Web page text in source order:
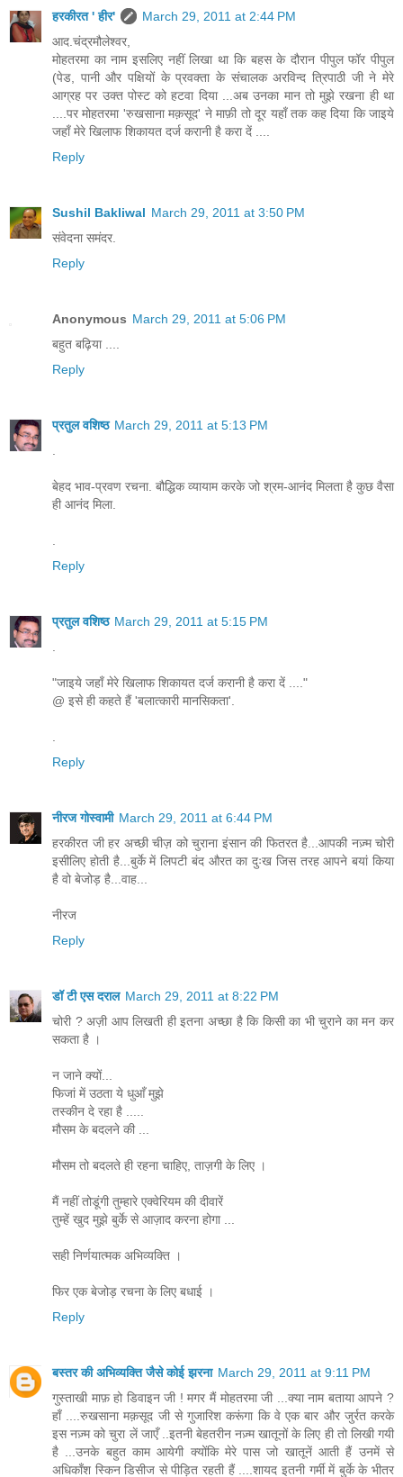
हरकीरत ' हीर'
March 29, 2011 at 2:44 PM
आद.चंद्रमौलेश्वर,
मोहतरमा का नाम इसलिए नहीं लिखा था कि बहस के दौरान पीपुल फॉर पीपुल
(पेड, पानी और पक्षियों के प्रवक्ता के संचालक अरविन्द त्रिपाठी जी ने मेरे
आग्रह पर उक्त पोस्ट को हटवा दिया ...अब उनका मान तो मुझे रखना ही था
....पर मोहतरमा 'रुखसाना मक़सूद' ने माफ़ी तो दूर यहाँ तक कह दिया कि जाइये
जहाँ मेरे खिलाफ शिकायत दर्ज करानी है करा दें ....
Reply
Sushil Bakliwal March 29, 2011 at 3:50 PM
संवेदना समंदर.
Reply
Anonymous March 29, 2011 at 5:06 PM
बहुत बढ़िया ....
Reply
प्रतुल वशिष्ठ March 29, 2011 at 5:13 PM
बेहद भाव-प्रवण रचना. बौद्धिक व्यायाम करके जो श्रम-आनंद मिलता है कुछ वैसा
ही आनंद मिला.
Reply
प्रतुल वशिष्ठ March 29, 2011 at 5:15 PM
"जाइये जहाँ मेरे खिलाफ शिकायत दर्ज करानी है करा दें ...."
@ इसे ही कहते हैं 'बलात्कारी मानसिकता'.
Reply
नीरज गोस्वामी March 29, 2011 at 6:44 PM
हरकीरत जी हर अच्छी चीज़ को चुराना इंसान की फितरत है...आपकी नज़्म चोरी
इसीलिए होती है...बुर्के में लिपटी बंद औरत का दुःख जिस तरह आपने बयां किया
है वो बेजोड़ है...वाह...
नीरज
Reply
डॉ टी एस दराल March 29, 2011 at 8:22 PM
चोरी ? अज़ी आप लिखती ही इतना अच्छा है कि किसी का भी चुराने का मन कर
सकता है ।
न जाने क्यों...
फिजां में उठता ये धुआँ मुझे
तस्कीन दे रहा है .....
मौसम के बदलने की ...
मौसम तो बदलते ही रहना चाहिए, ताज़गी के लिए ।
मैं नहीं तोडूंगी तुम्हारे एक्वेरियम की दीवारें
तुम्हें खुद मुझे बुर्के से आज़ाद करना होगा ...
सही निर्णयात्मक अभिव्यक्ति ।
फिर एक बेजोड़ रचना के लिए बधाई ।
Reply
बस्तर की अभिव्यक्ति जैसे कोई झरना March 29, 2011 at 9:11 PM
गुस्ताखी माफ़ हो डिवाइन जी ! मगर मैं मोहतरमा जी ...क्या नाम बताया आपने ?
हाँ ....रुखसाना मक़सूद जी से गुजारिश करूंगा कि वे एक बार और जुर्रत करके
इस नज़्म को चुरा लें जाएँ ..इतनी बेहतरीन नज़्म खातूनों के लिए ही तो लिखी गयी
है ...उनके बहुत काम आयेगी क्योंकि मेरे पास जो खातूनें आती हैं उनमें से
अधिकाँश स्किन डिसीज से पीड़ित रहती हैं ....शायद इतनी गर्मी में बुर्के के भीतर